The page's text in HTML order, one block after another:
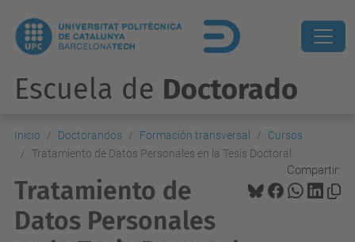
Escuela de Doctorado
Inicio Doctorandos Formación transversal
Cursos
Tratamiento de Datos Personales en la Tesis Doctoral
Compartir:
Tratamiento de
Datos Personales